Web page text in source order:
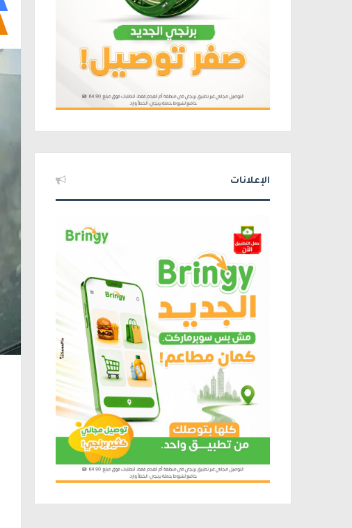
الإعلانات